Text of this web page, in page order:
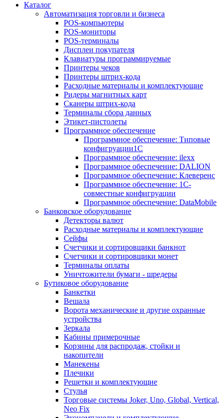
Каталог
Автоматизация торговли и бизнеса
POS-компьютеры
POS-мониторы
POS-терминалы
Дисплеи покупателя
Клавиатуры программируемые
Принтеры чеков
Принтеры штрих-кода
Расходные материалы и комплектующие
Ридеры магнитных карт
Сканеры штрих-кода
Терминалы сбора данных
Этикет-пистолеты
Программное обеспечение
Программное обеспечение: Типовые
конфигруации1С
Программное обеспечение: ilexx
Программное обеспечение: DALION
Программное обеспечение: Клеверенс
Программное обеспечение: 1С-
совместные конфигруации
Программное обеспечение: DataMobile
Банковское оборудование
Детекторы валют
Расходные материалы и комплектующие
Сейфы
Счетчики и сортировщики банкнот
Счетчики и сортировщики монет
Терминалы оплаты
Уничтожители бумаги - шредеры
Бутиковое оборудование
Банкетки
Вешала
Ворота механические и другие охранные
устройства
Зеркала
Кабины примерочные
Корзины для распродаж, стойки и
накопители
Манекены
Плечики
Решетки и комплектующие
Стулья
Торговые системы Joker, Uno, Global, Vertical,
Neo Fix